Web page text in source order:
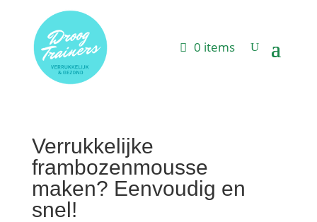
0 items
Verrukkelijke
frambozenmousse
maken? Eenvoudig en
snel!